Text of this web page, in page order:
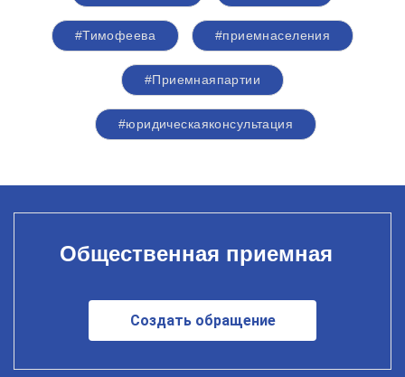
#Тимофеева #приемнаселения
#Приемнаяпартии
#юридическаяконсультация
Общественная приемная
Создать обращение